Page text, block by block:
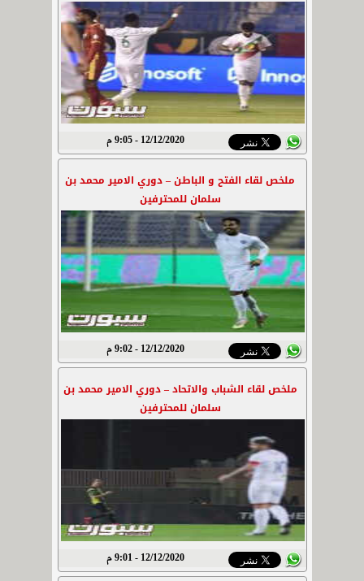
12/12/2020 - 9:05 م
ملخص لقاء الفتح و الباطن – دوري الامير محمد بن
سلمان للمحترفين
12/12/2020 - 9:02 م
ملخص لقاء الشباب والاتحاد – دوري الامير محمد بن
سلمان للمحترفين
12/12/2020 - 9:01 م